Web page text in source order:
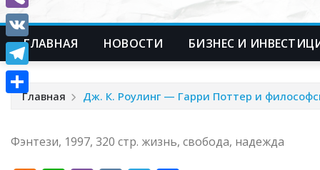
ГЛАВНАЯ НОВОСТИ БИЗНЕС И
Главная Дж. К. Роулинг — Гарри Поттер и
Фэнтези, 1997, 320 стр. жизнь, свобода, надежда
Viber
VK
Telegram
Отправить